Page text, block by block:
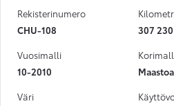
Rekisterinumero
CHU-108
307
Vuosimalli
10-2010
Väri